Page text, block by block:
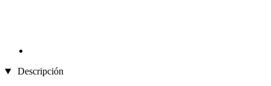
Descripción